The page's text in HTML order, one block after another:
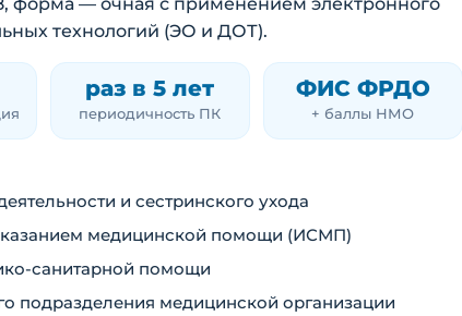
форма — очная с применением электронного
технологий (ЭО и ДОТ).
раз в 5 лет
периодичность ПК
ФИС ФРДО
+ баллы НМО
и сестринского ухода
медицинской помощи (ИСМП)
санитарной помощи
подразделения медицинской организации